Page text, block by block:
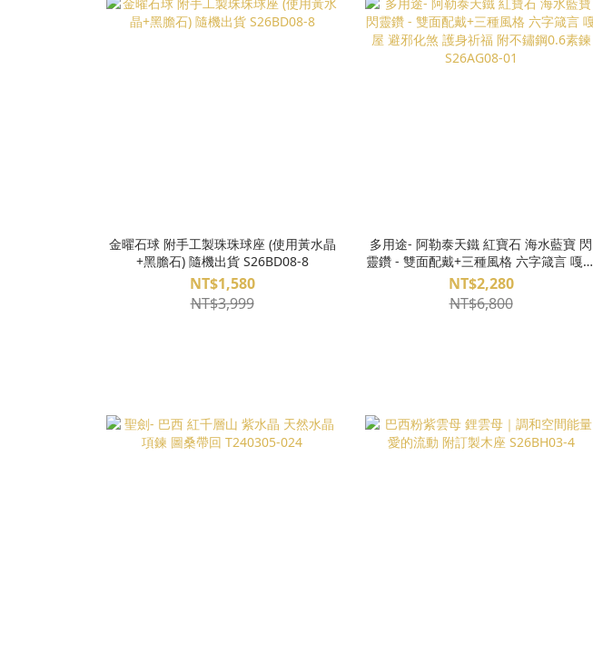
金曜石球 附手工製珠珠球座 (使用黃水晶
+黑膽石) 隨機出貨 S26BD08-8
NT$1,580
NT$3,999
多用途- 阿勒泰天鐵 紅寶石 海水藍寶 閃
靈鑽 - 雙面配戴+三種風格 六字箴言 嘎屋
避邪化煞 護身祈福 附不鏽鋼0.6素鍊
S26AG08-01
NT$2,280
NT$6,800